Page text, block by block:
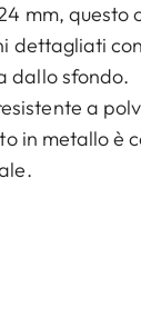
mm, questo
dettagliati
dallo sfondo.
a
in metallo è